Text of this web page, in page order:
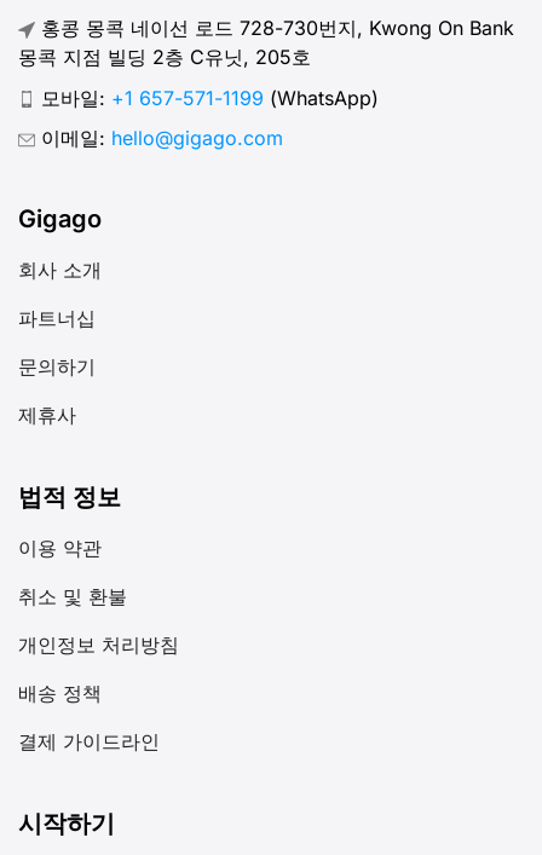
홍콩 몽콕 네이선 로드 728-730번지, Kwong On Bank
몽콕 지점 빌딩 2층 C유닛, 205호
모바일: +1 657-571-1199 (WhatsApp)
이메일: hello@gigago.com
Gigago
회사 소개
파트너십
문의하기
제휴사
법적 정보
이용 약관
취소 및 환불
개인정보 처리방침
배송 정책
결제 가이드라인
시작하기